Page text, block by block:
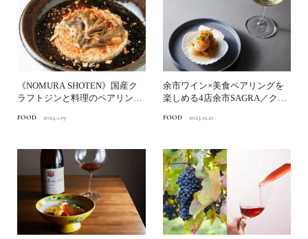
《NOMURA SHOTEN》国産ク
ラフトジンと料理のペアリング
FOOD 2024.1.19
余市ワイン×美食ペアリングを
楽しめる4店余市SAGRA／クン
FOOD 2023.12.21